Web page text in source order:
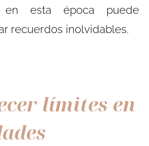
en esta época puede
recuerdos inolvidables.
límites en